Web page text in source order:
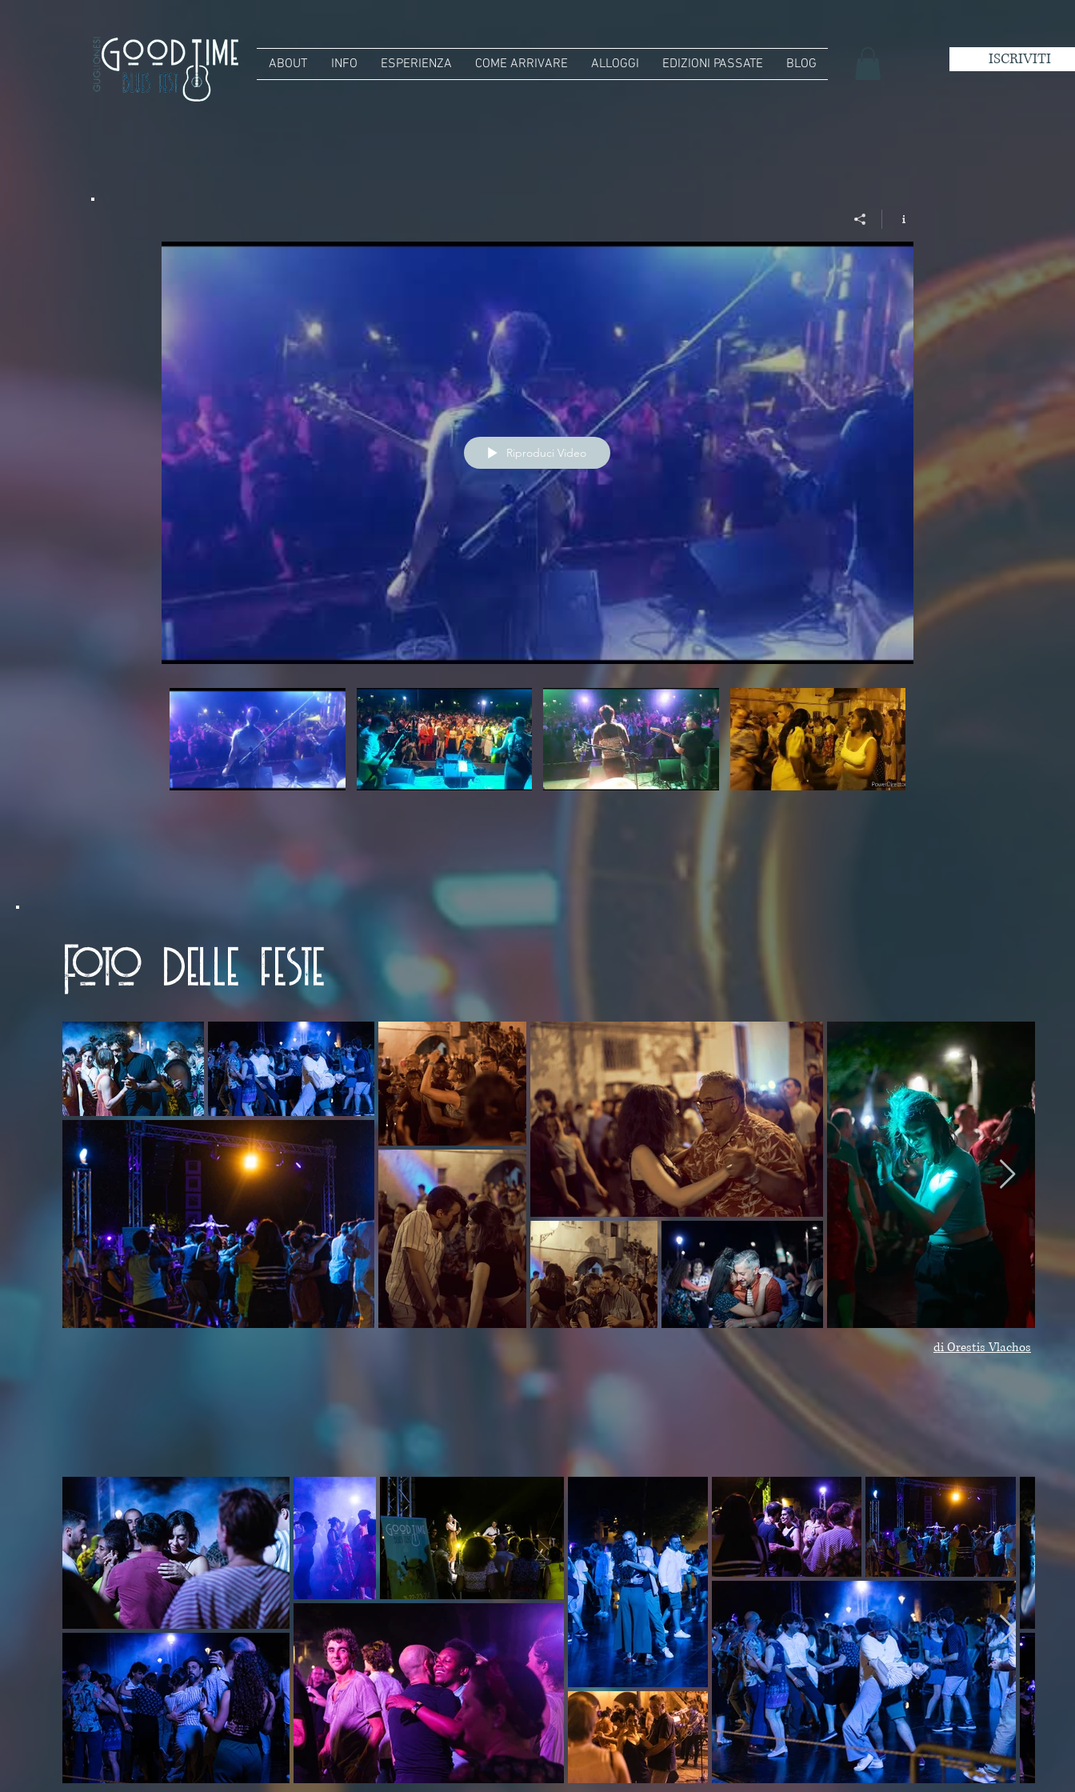
ABOUT INFO ESPERIENZA COME ARRIVARE ALLOGGI EDIZIONI PASSATE BLOG ISCRIVITI
Riproduci Video
Foto delle feste
di Orestis Vlachos